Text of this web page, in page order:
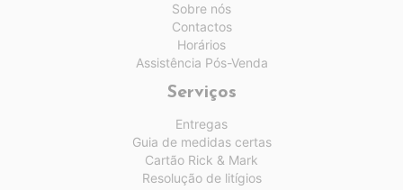
Sobre nós
Contactos
Horários
Assistência Pós-Venda
Serviços
Entregas
Guia de medidas certas
Cartão Rick & Mark
Resolução de litígios